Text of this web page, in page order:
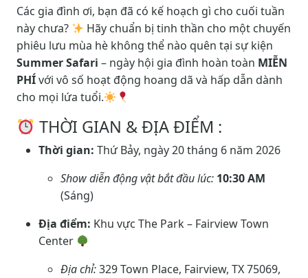
Các gia đình ơi, bạn đã có kế hoạch gì cho cuối tuần
này chưa?
Hãy chuẩn bị tinh thần cho một chuyến
phiêu lưu mùa hè không thể nào quên tại sự kiện
Summer Safari – ngày hội gia đình hoàn toàn MIỄN
PHÍvới vô số hoạt động hoang dã và hấp dẫn dành
cho mọi lứa tuổi.
THỜI GIAN & ĐỊA ĐIỂM :
Thời gian: Thứ Bảy, ngày 20 tháng 6 năm 2026
Show diễn động vật bắt đầu lúc: 10:30 AM
(Sáng)
Địa điểm: Khu vực The Park – Fairview Town
Center
Địa chỉ:329 Town Place, Fairview, TX 75069,